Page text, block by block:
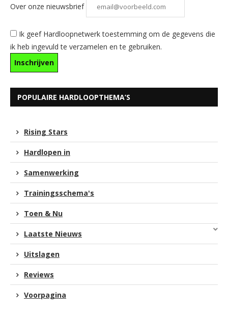
Over onze nieuwsbrief
Ik geef Hardloopnetwerk toestemming om de gegevens die
ik heb ingevuld te verzamelen en te gebruiken.
POPULAIRE HARDLOOPTHEMA’S
Rising Stars
Hardlopen in
Samenwerking
Trainingsschema's
Toen & Nu
Laatste Nieuws
Uitslagen
Reviews
Voorpagina